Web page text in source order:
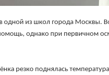
одной из школ города Москвы.
однако при первичном
резко поднялась